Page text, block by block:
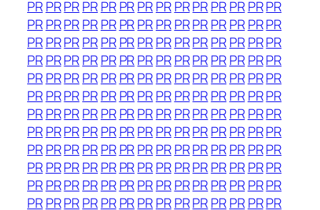
PRPRPRPRPR PRPRPRPRPRPRPR PRPR
PRPRPRPRPR PRPRPRPRPRPRPR PRPR
PRPRPRPRPR PRPRPRPRPRPRPR PRPR
PRPRPRPRPR PRPRPRPRPRPRPR PRPR
PRPRPRPRPR PRPRPRPRPRPRPR PRPR
PRPRPRPRPR PRPRPRPRPRPRPR PRPR
PRPRPRPRPR PRPRPRPRPRPRPR PRPR
PRPRPRPRPR PRPRPRPRPRPRPR PRPR
PRPRPRPRPR PRPRPRPRPRPRPR PRPR
PRPRPRPRPR PRPRPRPRPRPRPR PRPR
PRPRPRPRPR PRPRPRPRPRPRPR PRPR
PRPRPRPRPR PRPRPRPRPRPRPR PRPR